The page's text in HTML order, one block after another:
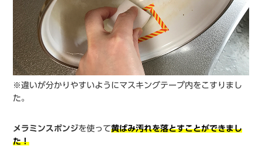
※違いが分かりやすいようにマスキングテープ内をこすりまし
た。
メラミンスポンジを使って黄ばみ汚れを落とすことができまし
た！